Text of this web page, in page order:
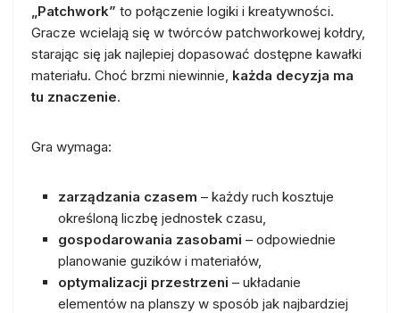
„Patchwork” to połączenie logiki i kreatywności.
Gracze wcielają się w twórców patchworkowej kołdry,
starając się jak najlepiej dopasować dostępne kawałki
materiału. Choć brzmi niewinnie, każda decyzja ma
tu znaczenie.
Gra wymaga:
zarządzania czasem – każdy ruch kosztuje
określoną liczbę jednostek czasu,
gospodarowania zasobami – odpowiednie
planowanie guzików i materiałów,
optymalizacji przestrzeni – układanie
elementów na planszy w sposób jak najbardziej